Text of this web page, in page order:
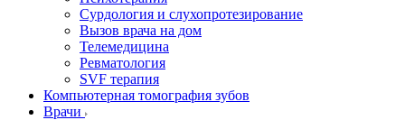
Сурдология и слухопротезирование
Вызов врача на дом
Телемедицина
Ревматология
SVF терапия
Компьютерная томография зубов
Врачи